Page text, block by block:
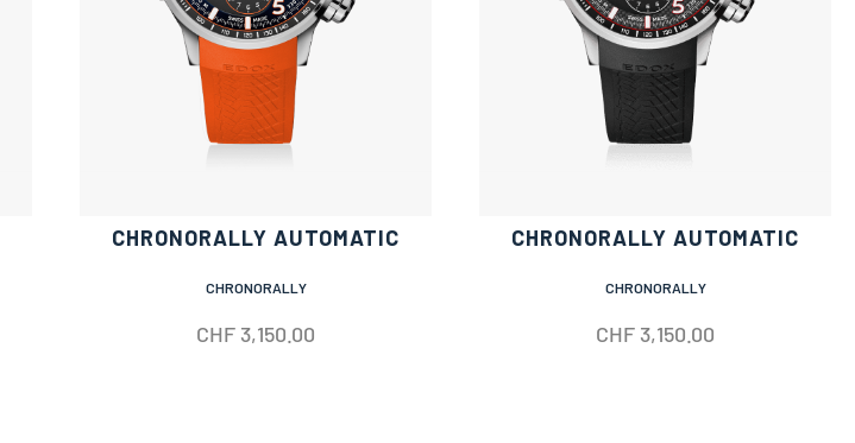
CHRONORALLY AUTOMATIC
CHRONORALLY
CHF 3,150.00
CHRONORALLY AUTOMATIC
CHRONORALLY
CHF 3,150.00